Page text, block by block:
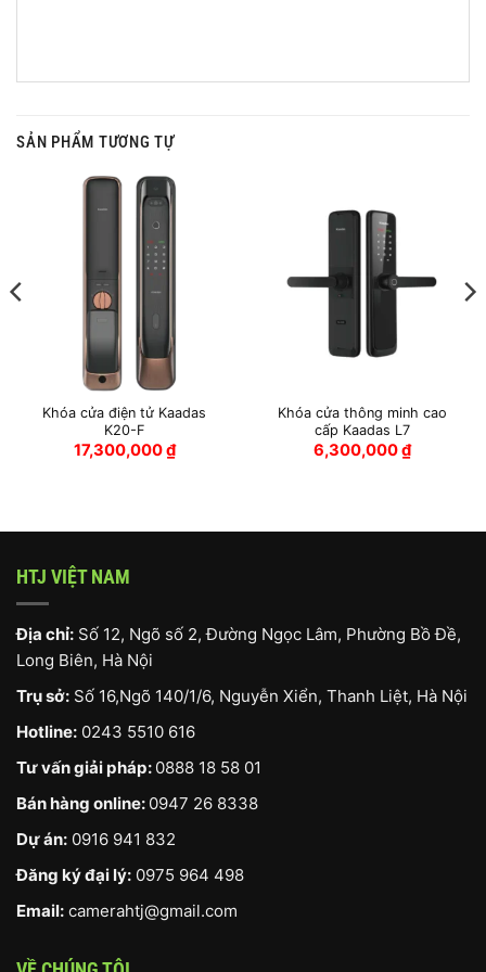
SẢN PHẨM TƯƠNG TỰ
Khóa cửa điện tử Kaadas
K20-F
17,300,000₫
Khóa cửa thông minh cao
cấp Kaadas L7
6,300,000₫
HTJ VIỆT NAM
Địa chỉ: Số 12, Ngõ số 2, Đường Ngọc Lâm, Phường Bồ Đề,
Long Biên, Hà Nội
Trụ sở: Số 16,Ngõ 140/1/6, Nguyễn Xiển, Thanh Liệt, Hà Nội
Hotline: 0243 5510 616
Tư vấn giải pháp: 0888 18 58 01
Bán hàng online: 0947 26 8338
Dự án: 0916 941 832
Đăng ký đại lý: 0975 964 498
Email: camerahtj@gmail.com